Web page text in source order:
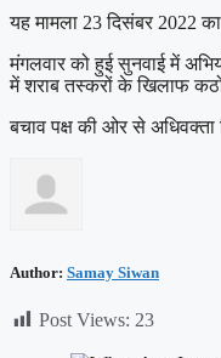
यह मामला 23 दिसंबर 2022
मंगलवार को हुई सुनवाई में
में शराब तस्करों के खिलाफ
बचाव पक्ष की ओर से
Author: Samay Siwan
Post Views: 23